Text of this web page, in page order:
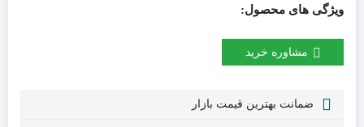
ویژگی های محصول:
مشاوره خرید
ضمانت بهترین قیمت بازار